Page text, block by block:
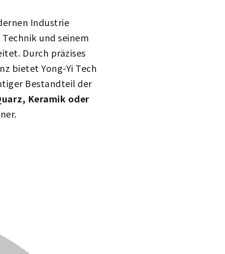
Industrie
und seinem
Durch präzises
bietet Yong-Yi Tech
Bestandteil der
Keramik oder